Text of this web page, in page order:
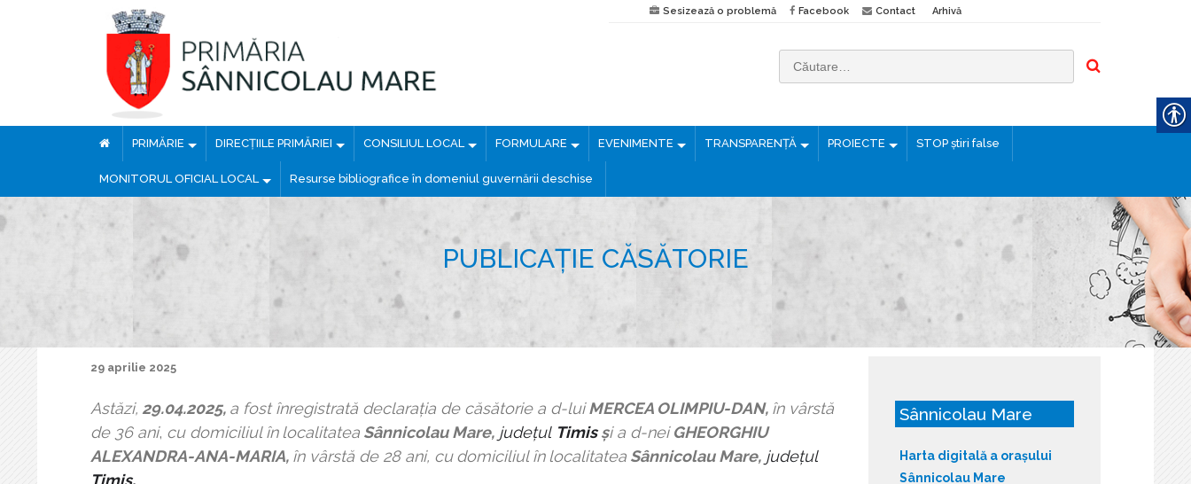
Sesizează o problemă Facebook Contact Arhivă
t
ă
PRIMĂRIE DIRECȚIILE PRIMĂRIEI CONSILIUL LOCAL FORMULARE EVENIMENTE TRANSPARENȚĂ PROIECTE STOP știri false
MONITORUL OFICIAL LOCAL Resurse bibliografice în domeniul guvernării deschise
PUBLICAȚIE CĂSĂTORIE
29 aprilie 2025
Astăzi, 29.04.2025, a fostînregistrată declaraţia de căsătorie a d-luiMERCEA OLIMPIU-DAN, învârstă
de36 ani, cu domiciliul în localitatea Sânnicolau Mare, județul Timisşi a d-neiGHEORGHIU
ALEXANDRA-ANA-MARIA, învârstă de 28 ani, cu domiciliul în localitatea Sânnicolau Mare, județul
Timis.
Sânnicolau Mare
Harta digitală a orașului
Sânnicolau Mare